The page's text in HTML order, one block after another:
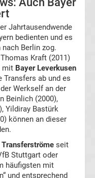
Jahrtausendwende
bedienten und es
Berlin zog.
Kraft (2011)
mit Bayer Leverkusen
ab und es
Werkself an der
Beinlich (2000),
Yildiray Bastürk
können an dieser
Transferströme seit
Stuttgart oder
häufigsten mit
und entsprechend